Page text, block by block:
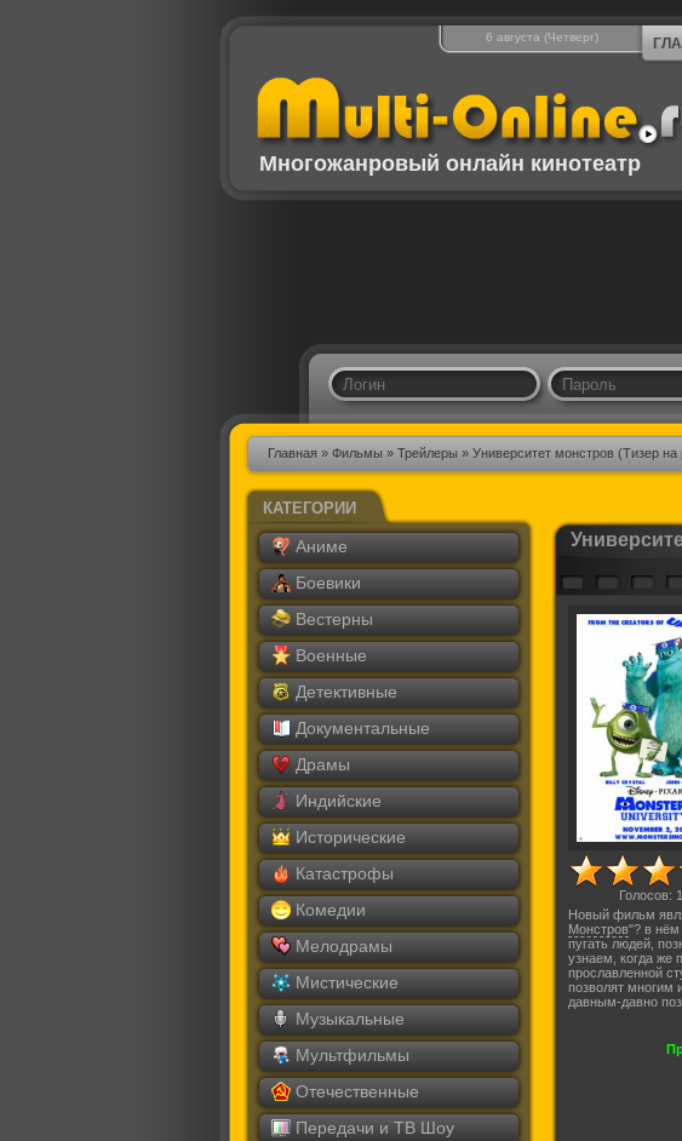
6 августа (Четверг)
Многожанровый онлайн кинотеатр
Главная» Фильмы» Трейлеры» Университет монстров (Тизер на
КАТЕГОРИИ
Аниме
Боевики
Вестерны
Военные
Детективные
Документальные
Драмы
Индийские
Исторические
Катастрофы
Комедии
Мелодрамы
Мистические
Музыкальные
Мультфильмы
Отечественные
Передачи и ТВ Шоу
Голосов:
Новый фильм
Монстров"? в нём
пугать людей,
узнаем, когда же
прославленной
позволят многим
давным-давно